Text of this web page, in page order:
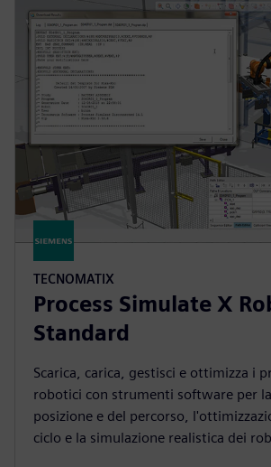
TECNOMATIX
Process Simulate X
Standard
Scarica, carica, gestisci e ottimizza i
robotici con strumenti software per
posizione e del percorso,
ciclo e la simulazione realistica dei